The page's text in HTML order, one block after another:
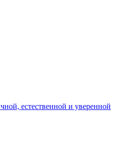
естественной и уверенной